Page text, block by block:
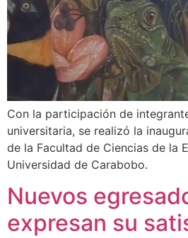
Con la participación de
universitaria, se realizó la
de la Facultad de Ciencias de la
Universidad de Carabobo.
Nuevos
expresan su